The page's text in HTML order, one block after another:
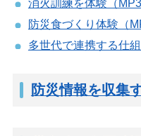
消火訓練を体験（
防災食づくり体験（
多世代で連携する仕
防災情報を収集